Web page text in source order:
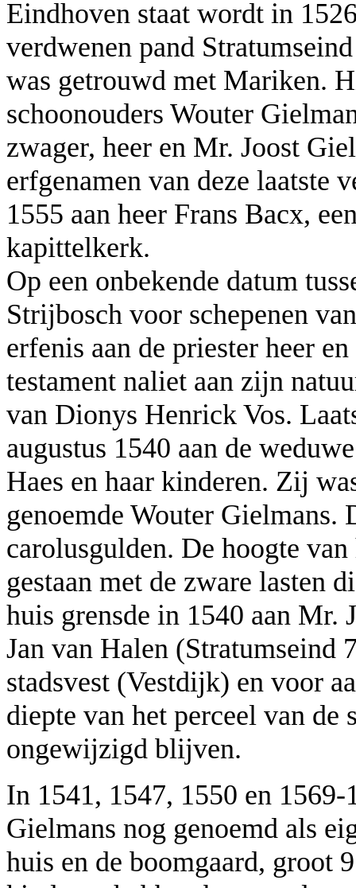
Eindhoven staat wordt in
verdwenen pand
was getrouwd met Mariken.
schoonouders Wouter
zwager, heer en Mr. Joost
erfgenamen van deze laatste
1555 aan heer Frans Bacx,
kapittelkerk.
Op een onbekende datum
Strijbosch voor schepenen
erfenis aan de priester heer
testament naliet aan zijn
van Dionys Henrick Vos.
augustus 1540 aan de
Haes en haar kinderen. Zij
genoemde Wouter Gielmans.
carolusgulden. De hoogte
gestaan met de zware lasten
huis grensde in 1540 aan Mr.
Jan van Halen (Stratumseind
stadsvest (Vestdijk) en voor
diepte van het perceel van
ongewijzigd blijven.
In 1541, 1547, 1550 en
Gielmans nog genoemd als
huis en de boomgaard, groot